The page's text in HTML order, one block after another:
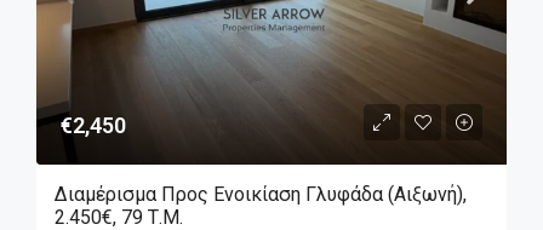
€2,450
Διαμέρισμα Προς Ενοικίαση Γλυφάδα (Αιξωνή),
2.450€, 79 Τ.μ.